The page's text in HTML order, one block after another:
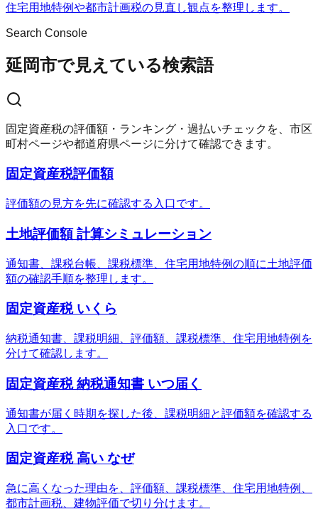
住宅用地特例や都市計画税の見直し観点を整理します。
Search Console
延岡市で見えている検索語
固定資産税の評価額・ランキング・過払いチェックを、市区
町村ページや都道府県ページに分けて確認できます。
固定資産税評価額
評価額の見方を先に確認する入口です。
土地評価額 計算シミュレーション
通知書、課税台帳、課税標準、住宅用地特例の順に土地評価
額の確認手順を整理します。
固定資産税 いくら
納税通知書、課税明細、評価額、課税標準、住宅用地特例を
分けて確認します。
固定資産税 納税通知書 いつ届く
通知書が届く時期を探した後、課税明細と評価額を確認する
入口です。
固定資産税 高い なぜ
急に高くなった理由を、評価額、課税標準、住宅用地特例、
都市計画税、建物評価で切り分けます。